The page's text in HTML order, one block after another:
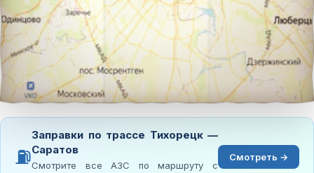
⛽
Заправки по трассе Тихорецк —
Саратов
Смотрите все АЗС по маршруту с
Смотреть →